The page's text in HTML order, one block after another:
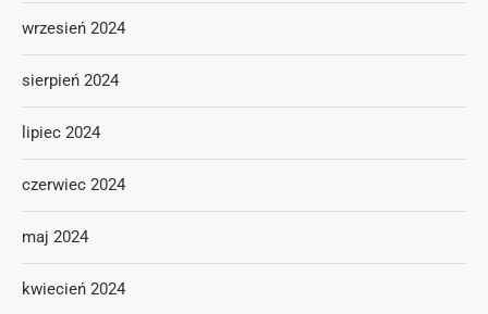
wrzesień 2024
sierpień 2024
lipiec 2024
czerwiec 2024
maj 2024
kwiecień 2024